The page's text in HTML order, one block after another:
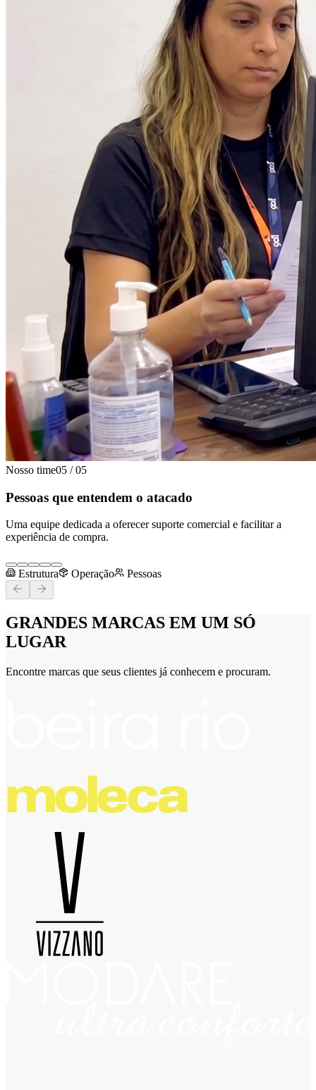
Nosso time05 / 05
Pessoas que entendem o atacado
Uma equipe dedicada a oferecer suporte comercial e facilitar a
experiência de compra.
Estrutura Operação Pessoas
GRANDES MARCAS EM UM SÓ
LUGAR
Encontre marcas que seus clientes já conhecem e procuram.